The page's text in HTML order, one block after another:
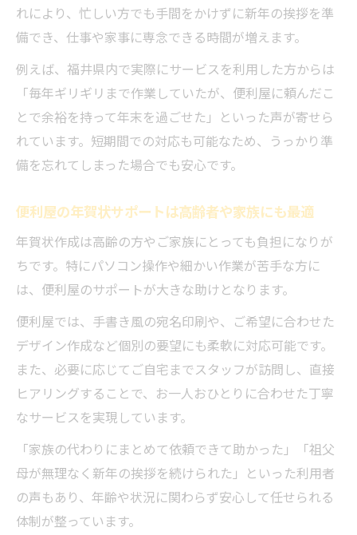
れにより、忙しい方でも手間をかけずに新年の挨拶を準
備でき、仕事や家事に専念できる時間が増えます。
例えば、福井県内で実際にサービスを利用した方からは
「毎年ギリギリまで作業していたが、便利屋に頼んだこ
とで余裕を持って年末を過ごせた」といった声が寄せら
れています。短期間での対応も可能なため、うっかり準
備を忘れてしまった場合でも安心です。
便利屋の年賀状サポートは高齢者や家族にも最適
年賀状作成は高齢の方やご家族にとっても負担になりが
ちです。特にパソコン操作や細かい作業が苦手な方に
は、便利屋のサポートが大きな助けとなります。
便利屋では、手書き風の宛名印刷や、ご希望に合わせた
デザイン作成など個別の要望にも柔軟に対応可能です。
また、必要に応じてご自宅までスタッフが訪問し、直接
ヒアリングすることで、お一人おひとりに合わせた丁寧
なサービスを実現しています。
「家族の代わりにまとめて依頼できて助かった」「祖父
母が無理なく新年の挨拶を続けられた」といった利用者
の声もあり、年齢や状況に関わらず安心して任せられる
体制が整っています。